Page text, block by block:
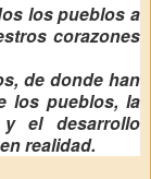
los pueblos a
corazones
de donde han
los pueblos, la
el desarrollo
realidad.